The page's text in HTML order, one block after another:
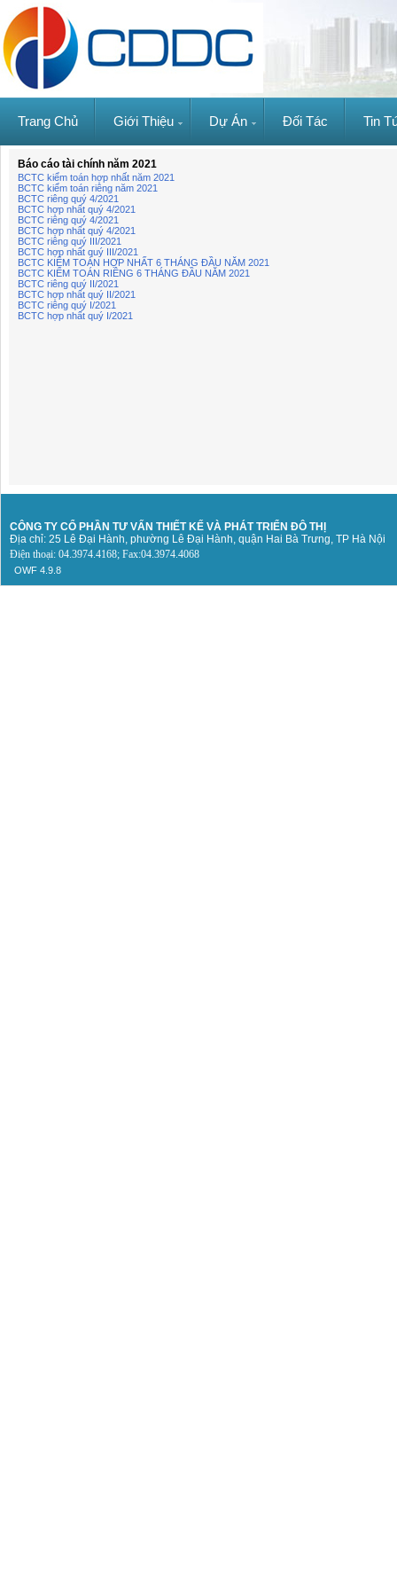
Trang Chủ Giới Thiệu Dự Án Đối Tác Tin
Báo cáo tài chính năm 2021
BCTC kiểm toán hợp nhất năm 2021
BCTC kiểm toán riêng năm 2021
BCTC riêng quý 4/2021
BCTC hợp nhất quý 4/2021
BCTC riêng quý 4/2021
BCTC hợp nhất quý 4/2021
BCTC riêng quý III/2021
BCTC hợp nhất quý III/2021
BCTC KIỂM TOÁN HỢP NHẤT 6 THÁNG ĐẦU NĂM 2021
BCTC KIỂM TOÁN RIÊNG 6 THÁNG ĐẦU NĂM 2021
BCTC riêng quý II/2021
BCTC hợp nhất quý II/2021
BCTC riêng quý I/2021
BCTC hợp nhất quý I/2021
CÔNG TY CỔ PHẦN TƯ VẤN THIẾT KẾ VÀ PHÁT TRIỂN ĐÔ THỊ
Địa chỉ: 25 Lê Đại Hành, phường Lê Đại Hành, quận Hai Bà Trưng, TP Hà Nội
Điện thoại: 04.3974.4168; Fax:04.3974.4068
OWF 4.9.8